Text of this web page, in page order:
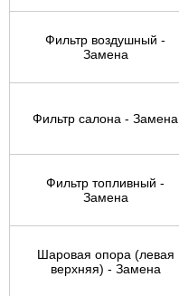
Фильтр воздушный -
Замена
Фильтр салона - Замена
Фильтр топливный -
Замена
Шаровая опора (левая
верхняя) - Замена